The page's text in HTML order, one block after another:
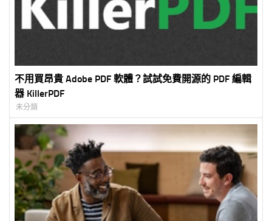
不用買昂貴 Adobe PDF 軟體？試試免費開源的 PDF 編輯
器 KillerPDF
未分類